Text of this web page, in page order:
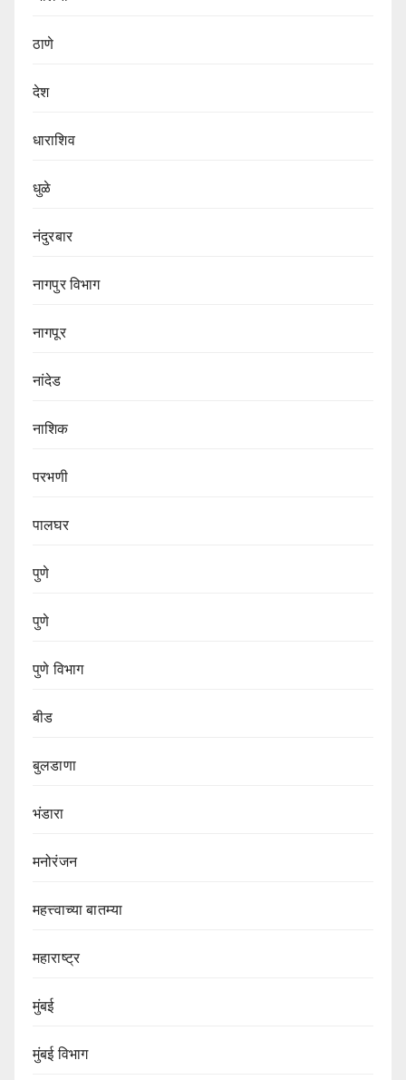
ठाणे
देश
धाराशिव
धुळे
नंदुरबार
नागपुर‌ विभाग‌
नागपूर
नांदेड
नाशिक
परभणी
पालघर
पुणे
पुणे
पुणे विभाग‌
बीड
बुलडाणा
भंडारा
मनोरंजन
महत्त्वाच्या बातम्या
महाराष्ट्र
मुंबई
मुंबई विभाग‌